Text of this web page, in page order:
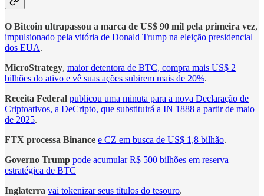
O Bitcoin ultrapassou a marca de US$ 90 mil pela primeira vez,
impulsionado pela vitória de Donald Trump na eleição presidencial
dos EUA.
MicroStrategy, maior detentora de BTC, compra mais US$ 2
bilhões do ativo e vê suas ações subirem mais de 20%.
Receita Federal publicou uma minuta para a nova Declaração de
Criptoativos, a DeCripto, que substituirá a IN 1888 a partir de maio
de 2025.
FTX processa Binance e CZ em busca de US$ 1,8 bilhão.
Governo Trump pode acumular R$ 500 bilhões em reserva
estratégica de BTC
Inglaterra vai tokenizar seus títulos do tesouro.